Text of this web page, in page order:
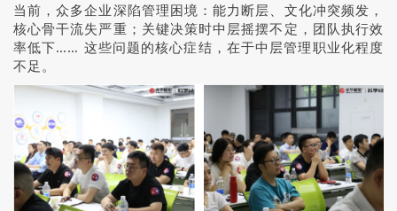
当前，众多企业深陷管理困境：能力断层、文化冲突频发，
核心骨干流失严重；关键决策时中层摇摆不定，团队执行效
率低下…… 这些问题的核心症结，在于中层管理职业化程度
不足。